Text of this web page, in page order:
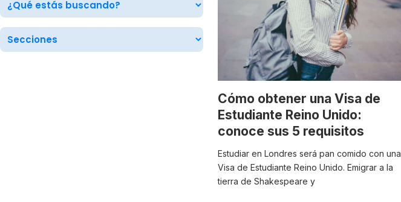
Cómo obtener una Visa de
Estudiante Reino Unido:
conoce sus 5 requisitos
Estudiar en Londres será pan comido con una
Visa de Estudiante Reino Unido. Emigrar a la
tierra de Shakespeare y